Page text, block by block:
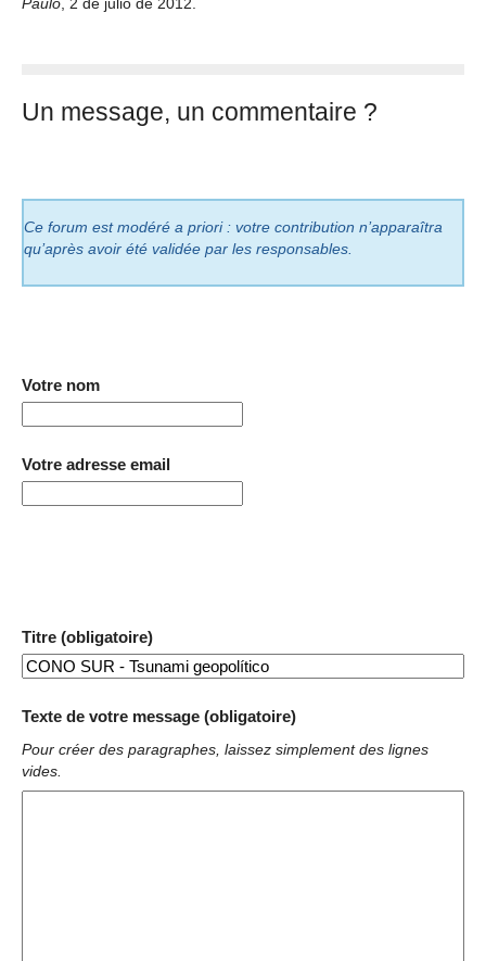
Paulo , 2 de julio de 2012.
Un message, un commentaire ?
Ce forum est modéré a priori : votre contribution n’apparaîtra
qu’après avoir été validée par les responsables.
Votre nom
Votre adresse email
Titre (obligatoire)
Texte de votre message (obligatoire)
Pour créer des paragraphes, laissez simplement des lignes
vides.